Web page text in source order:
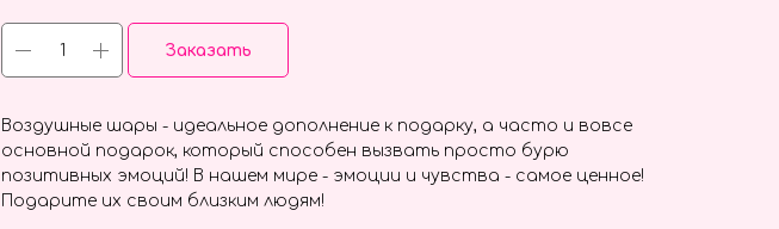
Заказать
Воздушные шары - идеальное дополнение к подарку, а часто и вовсе
основной подарок, который способен вызвать просто бурю
позитивных эмоций! В нашем мире - эмоции и чувства - самое ценное!
Подарите их своим близким людям!